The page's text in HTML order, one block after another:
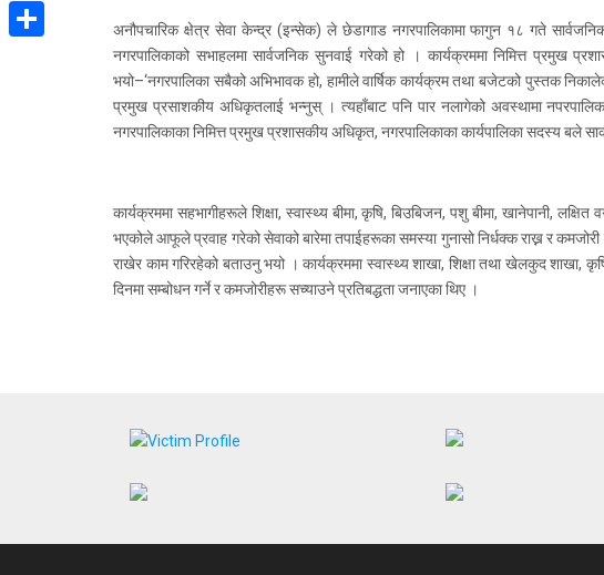
अनौपचारिक क्षेत्र सेवा केन्द्र (इन्सेक) ले छेडागाड नगरपालिकामा फागुन १८ गते
नगरपालिकाको सभाहलमा सार्वजनिक सुनवाई गरेको हो । कार्यक्रममा निमित्त प्रमुख
भयो–‘नगरपालिका सबैको अभिभावक हो, हामीले वार्षिक कार्यक्रम तथा बजेटको पुस्तक
प्रमुख प्रसाशकीय अधिकृतलाई भन्नुस् । त्यहाँबाट पनि पार नलागेको अवस्थामा
नगरपालिकाका निमित्त प्रमुख प्रशासकीय अधिकृत, नगरपालिकाका कार्यपालिका सदस्य बले
कार्यक्रममा सहभागीहरूले शिक्षा, स्वास्थ्य बीमा, कृषि, बिउबिजन, पशु बीमा, खानेपानी,
भएकोले आफूले प्रवाह गरेको सेवाको बारेमा तपाईहरूका समस्या गुनासो निर्धक्क राख्न र
राखेर काम गरिरहेको बताउनु भयो । कार्यक्रममा स्वास्थ्य शाखा, शिक्षा तथा खेलकुद शाखा,
दिनमा सम्बोधन गर्ने र कमजोरीहरू सच्याउने प्रतिबद्धता जनाएका थिए ।
PrintFriendly